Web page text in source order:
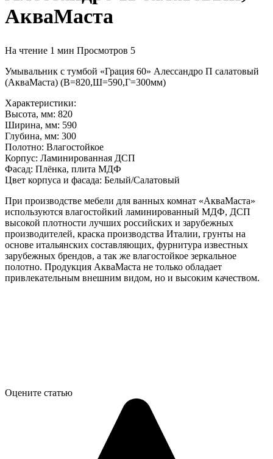
АкваМаста
На чтение 1 мин Просмотров 5
Умывальник с тумбой «Грация 60» Алессандро П салатовый
(АкваМаста) (В=820,Ш=590,Г=300мм)
Характеристики:
Высота, мм: 820
Ширина, мм: 590
Глубина, мм: 300
Полотно: Влагостойкое
Корпус: Ламинированная ДСП
Фасад: Плёнка, плита МДФ
Цвет корпуса и фасада: Белый/Салатовый
При производстве мебели для ванных комнат «АкваМаста»
используются влагостойкий ламинированный МДФ, ДСП
высокой плотности лучших российских и зарубежных
производителей, краска производства Италии, грунты на
основе итальянских составляющих, фурнитура известных
зарубежных брендов, а так же влагостойкое зеркальное
полотно. Продукция АкваМаста не только обладает
привлекательным внешним видом, но и высоким качеством.
Оцените статью